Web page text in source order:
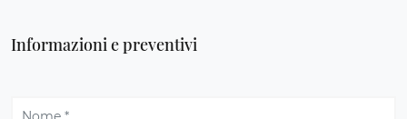
Informazioni e preventivi